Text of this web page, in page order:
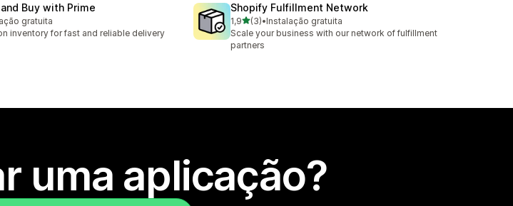
Buy with Prime
gratuita
inventory for fast and reliable delivery
Shopify Fulfillment Network
1,9de 5 estrelas
(3)
3 total de avaliações
•Instalação gratuita
Scale your business with our network of fulfillment
partners
uma aplicação?